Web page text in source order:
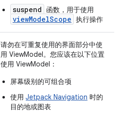
suspend 函数，用于使用
viewModelScope 执行操作
请勿在可重复使用的界面部分中使
用 ViewModel。您应该在以下位置
使用 ViewModel：
屏幕级别的可组合项
使用 Jetpack Navigation 时的
目的地或图表